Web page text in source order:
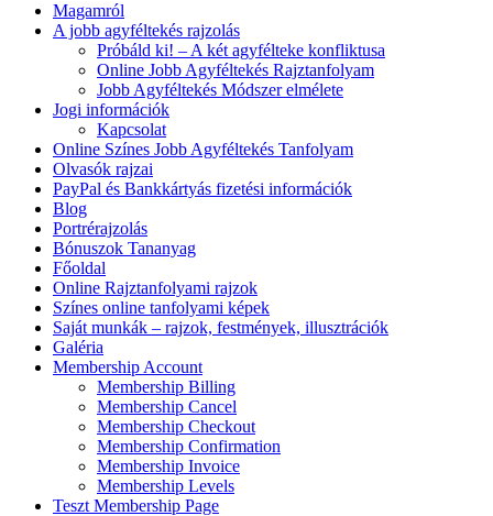
Magamról
A jobb agyféltekés rajzolás
Próbáld ki! – A két agyfélteke konfliktusa
Online Jobb Agyféltekés Rajztanfolyam
Jobb Agyféltekés Módszer elmélete
Jogi információk
Kapcsolat
Online Színes Jobb Agyféltekés Tanfolyam
Olvasók rajzai
PayPal és Bankkártyás fizetési információk
Blog
Portrérajzolás
Bónuszok Tananyag
Főoldal
Online Rajztanfolyami rajzok
Színes online tanfolyami képek
Saját munkák – rajzok, festmények, illusztrációk
Galéria
Membership Account
Membership Billing
Membership Cancel
Membership Checkout
Membership Confirmation
Membership Invoice
Membership Levels
Teszt Membership Page